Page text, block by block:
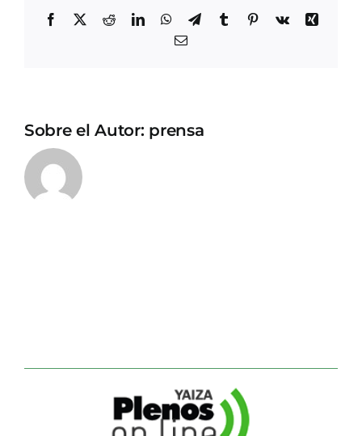
Facebook
X RedditLinkedInWhatsApp
TelegramTumblrPinterest
Vk
Xing
Correo
Sobre el Autor: prensa